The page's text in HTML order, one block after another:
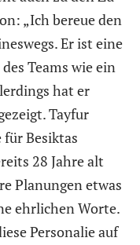
„Ich bereue den
Er ist eine
Teams wie ein
hat er
Tayfur
Besiktas
28 Jahre alt
Planungen etwas
ehrlichen Worte.
Personalie auf